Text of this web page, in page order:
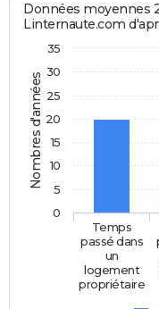
Nombres d'années
Données moyennes
Linternaute.com
Temps
passé dans
un
logement
propriétaire
0
5
10
15
20
25
30
35